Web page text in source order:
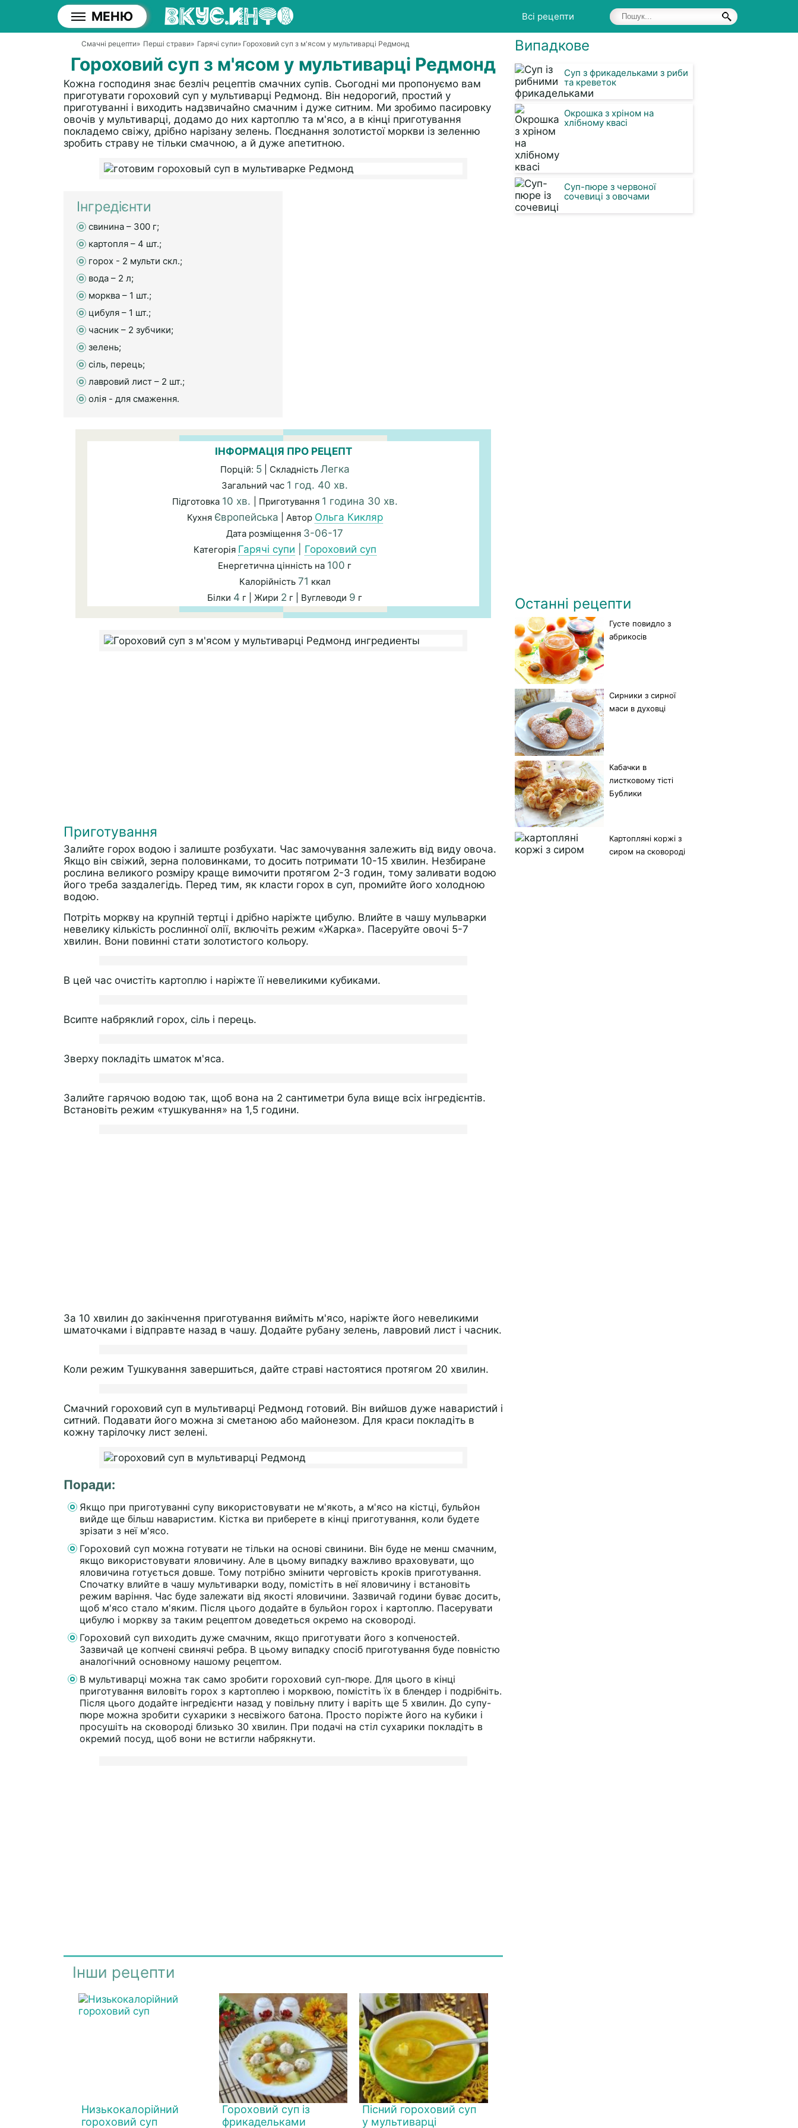
МЕНЮ Всі рецепти
Смачні рецепти» Перші страви» Гарячі супи» Гороховий суп з м'ясом у мультиварці Редмонд
Гороховий суп з м'ясом у мультиварці Редмонд
Кожна господиня знає безліч рецептів смачних супів. Сьогодні ми пропонуємо вам
приготувати гороховий суп у мультиварці Редмонд. Він недорогий, простий у
приготуванні і виходить надзвичайно смачним і дуже ситним. Ми зробимо пасировку
овочів у мультиварці, додамо до них картоплю та м'ясо, а в кінці приготування
покладемо свіжу, дрібно нарізану зелень. Поєднання золотистої моркви із зеленню
зробить страву не тільки смачною, а й дуже апетитною.
Інгредієнти
свинина – 300 г;
картопля – 4 шт.;
горох - 2 мульти скл.;
вода – 2 л;
морква – 1 шт.;
цибуля – 1 шт.;
часник – 2 зубчики;
зелень;
сіль, перець;
лавровий лист – 2 шт.;
олія - для смаження.
ІНФОРМАЦІЯ ПРО РЕЦЕПТ
Порцій: 5| Складність Легка
Загальний час 1 год. 40 хв.
Підготовка 10 хв. | Приготування 1 година 30 хв.
Кухня Європейська | Автор Ольга Кикляр
Дата розміщення 3-06-17
Категорія Гарячі супи Гороховий суп
Енергетична цінність на 100 г
Калорійність 71 ккал
Білки 4 г | Жири 2 г | Вуглеводи 9 г
Приготування
Залийте горох водою і залиште розбухати. Час замочування залежить від виду овоча.
Якщо він свіжий, зерна половинками, то досить потримати 10-15 хвилин. Незбиране
рослина великого розміру краще вимочити протягом 2-3 годин, тому заливати водою
його треба заздалегідь. Перед тим, як класти горох в суп, промийте його холодною
водою.
Потріть моркву на крупній тертці і дрібно наріжте цибулю. Влийте в чашу мульварки
невелику кількість рослинної олії, включіть режим «Жарка». Пасеруйте овочі 5-7
хвилин. Вони повинні стати золотистого кольору.
В цей час очистіть картоплю і наріжте її невеликими кубиками.
Всипте набряклий горох, сіль і перець.
Зверху покладіть шматок м'яса.
Залийте гарячою водою так, щоб вона на 2 сантиметри була вище всіх інгредієнтів.
Встановіть режим «тушкування» на 1,5 години.
За 10 хвилин до закінчення приготування вийміть м'ясо, наріжте його невеликими
шматочками і відправте назад в чашу. Додайте рубану зелень, лавровий лист і часник.
Коли режим Тушкування завершиться, дайте страві настоятися протягом 20 хвилин.
Смачний гороховий суп в мультиварці Редмонд готовий. Він вийшов дуже наваристий і
ситний. Подавати його можна зі сметаною або майонезом. Для краси покладіть в
кожну тарілочку лист зелені.
Поради:
Якщо при приготуванні супу використовувати не м'якоть, а м'ясо на кістці, бульйон
вийде ще більш наваристим. Кістка ви приберете в кінці приготування, коли будете
зрізати з неї м'ясо.
Гороховий суп можна готувати не тільки на основі свинини. Він буде не менш смачним,
якщо використовувати яловичину. Але в цьому випадку важливо враховувати, що
яловичина готується довше. Тому потрібно змінити черговість кроків приготування.
Спочатку влийте в чашу мультиварки воду, помістіть в неї яловичину і встановіть
режим варіння. Час буде залежати від якості яловичини. Зазвичай години буває досить,
щоб м'ясо стало м'яким. Після цього додайте в бульйон горох і картоплю. Пасерувати
цибулю і моркву за таким рецептом доведеться окремо на сковороді.
Гороховий суп виходить дуже смачним, якщо приготувати його з копченостей.
Зазвичай це копчені свинячі ребра. В цьому випадку спосіб приготування буде повністю
аналогічний основному нашому рецептом.
В мультиварці можна так само зробити гороховий суп-пюре. Для цього в кінці
приготування виловіть горох з картоплею і морквою, помістіть їх в блендер і подрібніть.
Після цього додайте інгредієнти назад у повільну плиту і варіть ще 5 хвилин. До супу-
пюре можна зробити сухарики з несвіжого батона. Просто поріжте його на кубики і
просушіть на сковороді близько 30 хвилин. При подачі на стіл сухарики покладіть в
окремий посуд, щоб вони не встигли набрякнути.
Інши рецепти
Низькокалорійний
гороховий суп
Гороховий суп із
фрикадельками
Пісний гороховий суп
у мультиварці
Випадкове
Суп з фрикадельками з риби
та креветок
Окрошка з хріном на
хлібному квасі
Суп-пюре з червоної
сочевиці з овочами
Останні рецепти
Густе повидло з
абрикосів
Сирники з сирної
маси в духовці
Кабачки в
листковому тісті
Бублики
Картопляні коржі з
сиром на сковороді